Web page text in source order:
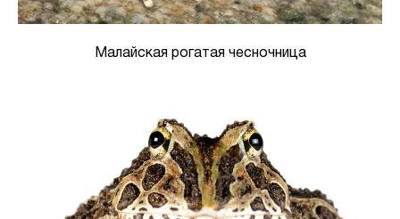
Малайская рогатая чесночница